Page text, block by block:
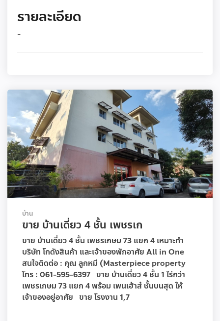
รายละเอียด
-
บ้าน
ขาย บ้านเดี่ยว 4 ชั้น เพชรเก
ขาย บ้านเดี่ยว 4 ชั้น เพชรเกษม 73 แยก 4 เหมาะทำ
บริษัท โกดังสินค้า และเจ้าของพักอาศัย All in One
สนใจติดต่อ : คุณ ลูกหมี (Masterpiece property
โทร : 061-595-6397 ขาย บ้านเดี่ยว 4 ชั้น 1 ไร่กว่า
เพชรเกษม 73 แยก 4 พร้อม เพนเฮ้าส๋ ชั้นบนสุด ให้
เจ้าของอยู่อาศัย ขาย โรงงาน 1,7